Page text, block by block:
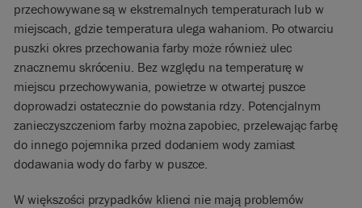
przechowywane są w ekstremalnych temperaturach lub w
miejscach, gdzie temperatura ulega wahaniom. Po otwarciu
puszki okres przechowania farby może również ulec
znacznemu skróceniu. Bez względu na temperaturę w
miejscu przechowywania, powietrze w otwartej puszce
doprowadzi ostatecznie do powstania rdzy. Potencjalnym
zanieczyszczeniom farby można zapobiec, przelewając farbę
do innego pojemnika przed dodaniem wody zamiast
dodawania wody do farby w puszce.
W większości przypadków klienci nie mają problemów